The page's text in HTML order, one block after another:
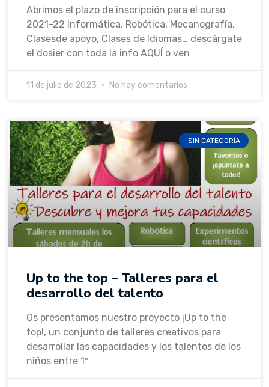
Abrimos el plazo de inscripción para el curso
2021-22 Informática, Robótica, Mecanografía,
Clasesde apoyo, Clases de Idiomas… descárgate
el dosier con toda la info AQUÍ o ven
11 de julio de 2023 No hay comentarios
SIN CATEGORÍA
Up to the top – Talleres para el
desarrollo del talento
Os presentamos nuestro proyecto ¡Up to the
top!, un conjunto de talleres creativos para
desarrollar las capacidades y los talentos de los
niños entre 1º